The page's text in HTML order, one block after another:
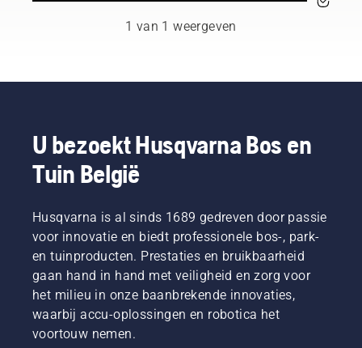
geselecteerd
plantsoenonderhoud
en die
daarin
het
zijn in
hun
land. Zij
zijn ons
H-team.
En ze
zijn onze
meest
1 van 1 weergeven
U bezoekt Husqvarna Bos en
Tuin België
Husqvarna is al sinds 1689 gedreven door passie
voor innovatie en biedt professionele bos-, park-
en tuinproducten. Prestaties en bruikbaarheid
gaan hand in hand met veiligheid en zorg voor
het milieu in onze baanbrekende innovaties,
waarbij accu-oplossingen en robotica het
voortouw nemen.